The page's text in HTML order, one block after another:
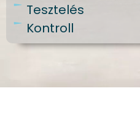
Tesztelés
Kontroll